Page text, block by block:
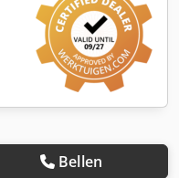
Bellen